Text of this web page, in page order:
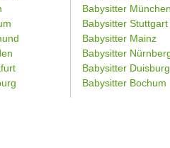
Babysitter München
Babysitter Stuttgart
Babysitter Mainz
Babysitter
Babysitter Duisburg
Babysitter Bochum